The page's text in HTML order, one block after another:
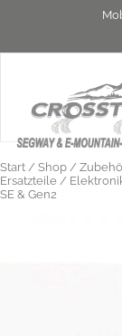
Start / Shop /
Ersatzteile /
SE & Gen2